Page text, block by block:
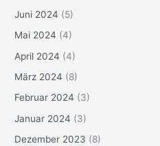
Juni 2024 (5)
Mai 2024 (4)
April 2024 (4)
März 2024 (8)
Februar 2024 (3)
Januar 2024 (3)
Dezember 2023 (8)